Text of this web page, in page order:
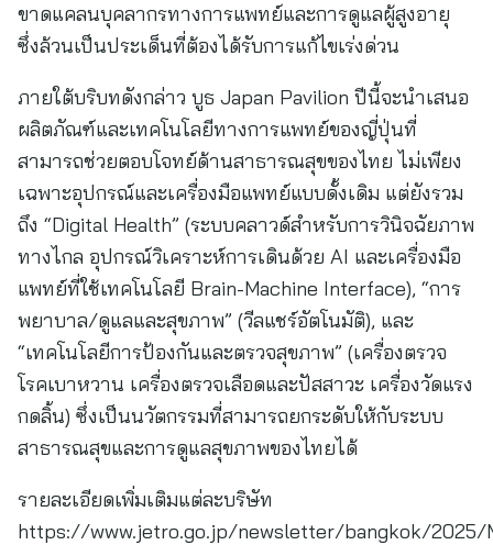
ขาดแคลนบุคลากรทางการแพทย์และการดูแลผู้สูงอายุ
ซึ่งล้วนเป็นประเด็นที่ต้องได้รับการแก้ไขเร่งด่วน
ภายใต้บริบทดังกล่าว บูธ Japan Pavilion ปีนี้จะนำเสนอ
ผลิตภัณฑ์และเทคโนโลยีทางการแพทย์ของญี่ปุ่นที่
สามารถช่วยตอบโจทย์ด้านสาธารณสุขของไทย ไม่เพียง
เฉพาะอุปกรณ์และเครื่องมือแพทย์แบบดั้งเดิม แต่ยังรวม
ถึง “Digital Health” (ระบบคลาวด์สำหรับการวินิจฉัยภาพ
ทางไกล อุปกรณ์วิเคราะห์การเดินด้วย AI และเครื่องมือ
แพทย์ที่ใช้เทคโนโลยี Brain-Machine Interface), “การ
พยาบาล/ดูแลและสุขภาพ” (วีลแชร์อัตโนมัติ), และ
“เทคโนโลยีการป้องกันและตรวจสุขภาพ” (เครื่องตรวจ
โรคเบาหวาน เครื่องตรวจเลือดและปัสสาวะ เครื่องวัดแรง
กดลิ้น) ซึ่งเป็นนวัตกรรมที่สามารถยกระดับให้กับระบบ
สาธารณสุขและการดูแลสุขภาพของไทยได้
รายละเอียดเพิ่มเติมแต่ละบริษัท
https://www.jetro.go.jp/newsletter/bangkok/2025/